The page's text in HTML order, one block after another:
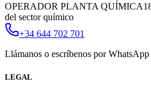
OPERADOR PLANTA QUÍMICA
del sector químico
+34 644 702 701
Llámanos o escríbenos por WhatsApp
LEGAL